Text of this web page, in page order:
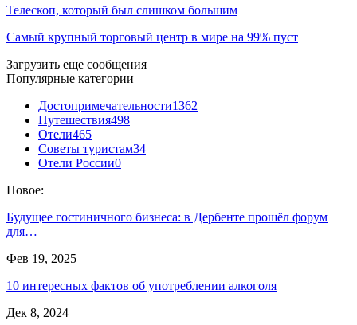
Телескоп, который был слишком большим
Самый крупный торговый центр в мире на 99% пуст
Загрузить еще сообщения
Популярные категории
Достопримечательности1362
Путешествия498
Отели465
Советы туристам34
Отели России0
Новое:
Будущее гостиничного бизнеса: в Дербенте прошёл форум
для…
Фев 19, 2025
10 интересных фактов об употреблении алкоголя
Дек 8, 2024